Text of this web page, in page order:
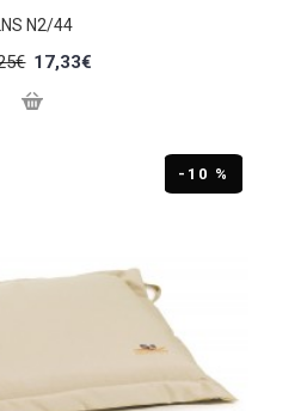
LNS N2/44
17,33€
-10 %